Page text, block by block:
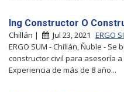
Ing Constructor O
Chillán | Jul 23, 2021 ERGO
ERGO SUM - Chillán, Ñuble -
constructor civil para asesoría
Experiencia de más de 8 año...